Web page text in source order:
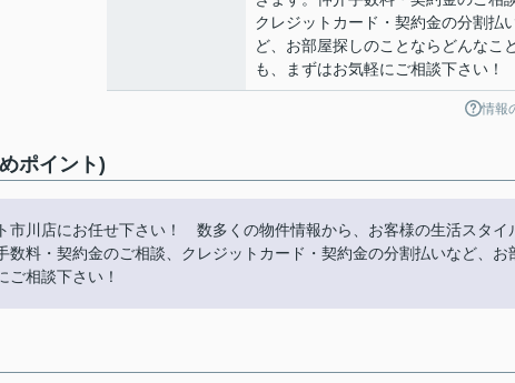
クレジットカード・契約金の分割払
ど、お部屋探しのことならどんなこ
も、まずはお気軽にご相談下さい！
情報
ポイント)
市川店にお任せ下さい！ 数多くの物件情報から、お客様の生活スタイ
料・契約金のご相談、クレジットカード・契約金の分割払いなど、お
ご相談下さい！